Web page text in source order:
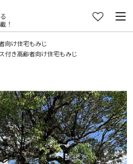
！
向け住宅もみじ
付き高齢者向け住宅もみじ